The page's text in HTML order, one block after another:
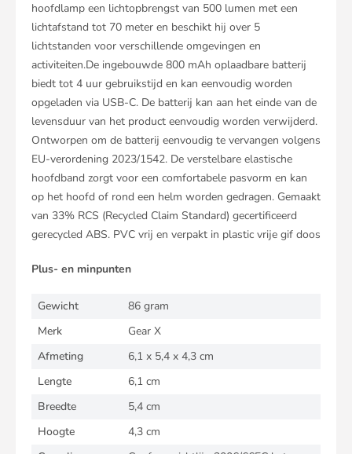
hoofdlamp een lichtopbrengst van 500 lumen met een
lichtafstand tot 70 meter en beschikt hij over 5
lichtstanden voor verschillende omgevingen en
activiteiten.De ingebouwde 800 mAh oplaadbare batterij
biedt tot 4 uur gebruikstijd en kan eenvoudig worden
opgeladen via USB-C. De batterij kan aan het einde van de
levensduur van het product eenvoudig worden verwijderd.
Ontworpen om de batterij eenvoudig te vervangen volgens
EU-verordening 2023/1542. De verstelbare elastische
hoofdband zorgt voor een comfortabele pasvorm en kan
op het hoofd of rond een helm worden gedragen. Gemaakt
van 33% RCS (Recycled Claim Standard) gecertificeerd
gerecycled ABS. PVC vrij en verpakt in plastic vrije gif doos
Plus- en minpunten
Gewicht
86 gram
Merk
Gear X
Afmeting
6,1 x 5,4 x 4,3 cm
Lengte
6,1 cm
Breedte
5,4 cm
Hoogte
4,3 cm